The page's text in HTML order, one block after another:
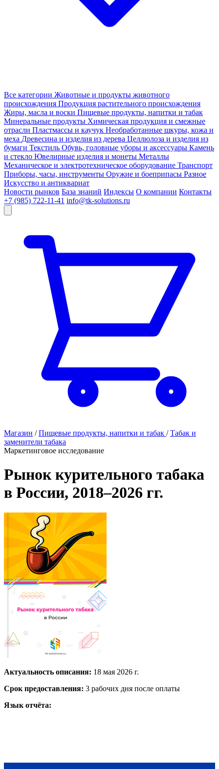
Все категории Животные и продукты животного
происхождения Продукция растительного происхождения
Жиры, масла и воски Пищевые продукты, напитки и табак
Минеральные продукты Химическая продукция и смежные
отрасли Пластмассы и каучук Необработанные шкуры, кожа и
меха Древесина и изделия из дерева Целлюлоза и изделия из
бумаги Текстиль Обувь, головные уборы и аксессуары Камень
и стекло Ювелирные изделия и монеты Металлы
Механическое и электротехническое оборудование Транспорт
Приборы, часы, инструменты Оружие и боеприпасы Разное
Искусство и антиквариат
Новости рынков База знаний Индексы О компании Контакты
+7 (985) 722-11-41 info@tk-solutions.ru
Магазин / Пищевые продукты, напитки и табак / Табак и
заменители табака
Маркетинговое исследование
Рынок курительного табака
в России, 2018–2026 гг.
Актуальность описания: 18 мая 2026 г.
Срок предоставления: 3 рабочих дня после оплаты
Язык отчёта: